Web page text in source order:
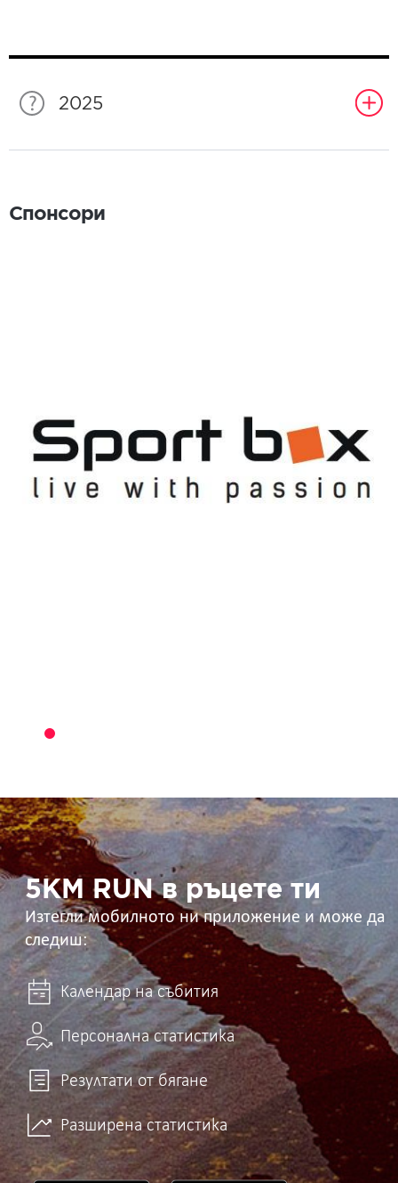
2025
Спонсори
5KM
RUN
в
ръцете
ти 5KM RUN в ръцете ти
Изтегли мобилното ни приложение и може да
следиш:
Календар на събития
Персонална статистика
Резултати от бягане
Разширена статистика